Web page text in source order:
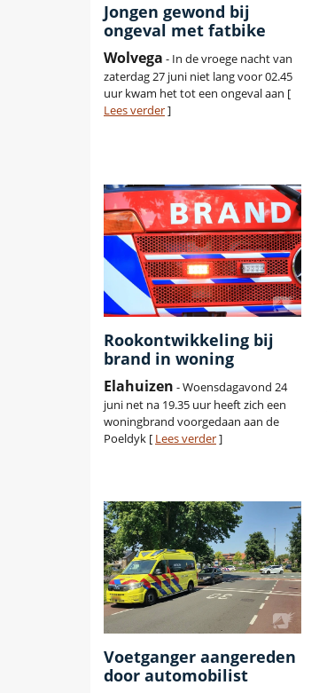
Jongen gewond bij
ongeval met fatbike
Wolvega - In de vroege nacht van
zaterdag 27 juni niet lang voor 02.45
uur kwam het tot een ongeval aan [
Lees verder]
Rookontwikkeling bij
brand in woning
Elahuizen - Woensdagavond 24
juni net na 19.35 uur heeft zich een
woningbrand voorgedaan aan de
Poeldyk [ Lees verder]
Voetganger aangereden
door automobilist